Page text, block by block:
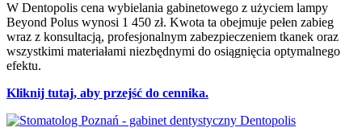
W Dentopolis cena wybielania gabinetowego z użyciem lampy
Beyond Polus wynosi 1 450 zł. Kwota ta obejmuje pełen zabieg
wraz z konsultacją, profesjonalnym zabezpieczeniem tkanek oraz
wszystkimi materiałami niezbędnymi do osiągnięcia optymalnego
efektu.
Kliknij tutaj, aby przejść do cennika.